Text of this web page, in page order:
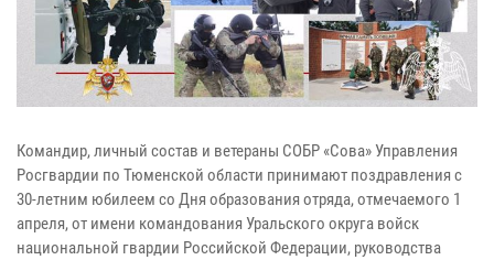
Командир, личный состав и ветераны СОБР «Сова» Управления
Росгвардии по Тюменской области принимают поздравления с
30-летним юбилеем со Дня образования отряда, отмечаемого 1
апреля, от имени командования Уральского округа войск
национальной гвардии Российской Федерации, руководства